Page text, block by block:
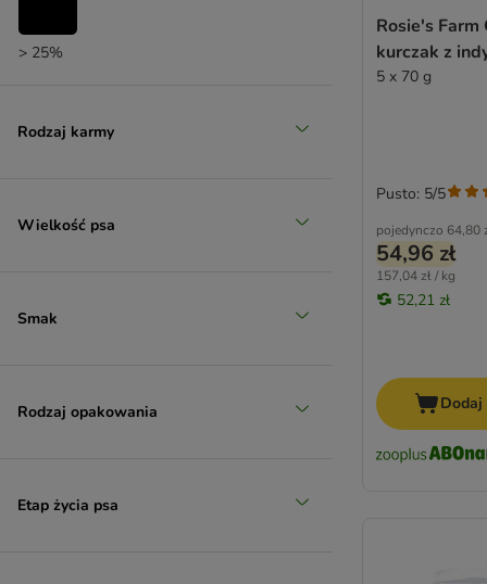
Trixie
Whimzees
Yarrah
> 25%
(1)
Rodzaj karmy
Wielkość psa
Smak
Rodzaj opakowania
Etap życia psa
Rosie's
kurczak z
5 x 70 g
pojedynczo 64,80
54,96 zł
157,04 zł / kg
52,21 zł
Pusto: 5/5
Dodaj